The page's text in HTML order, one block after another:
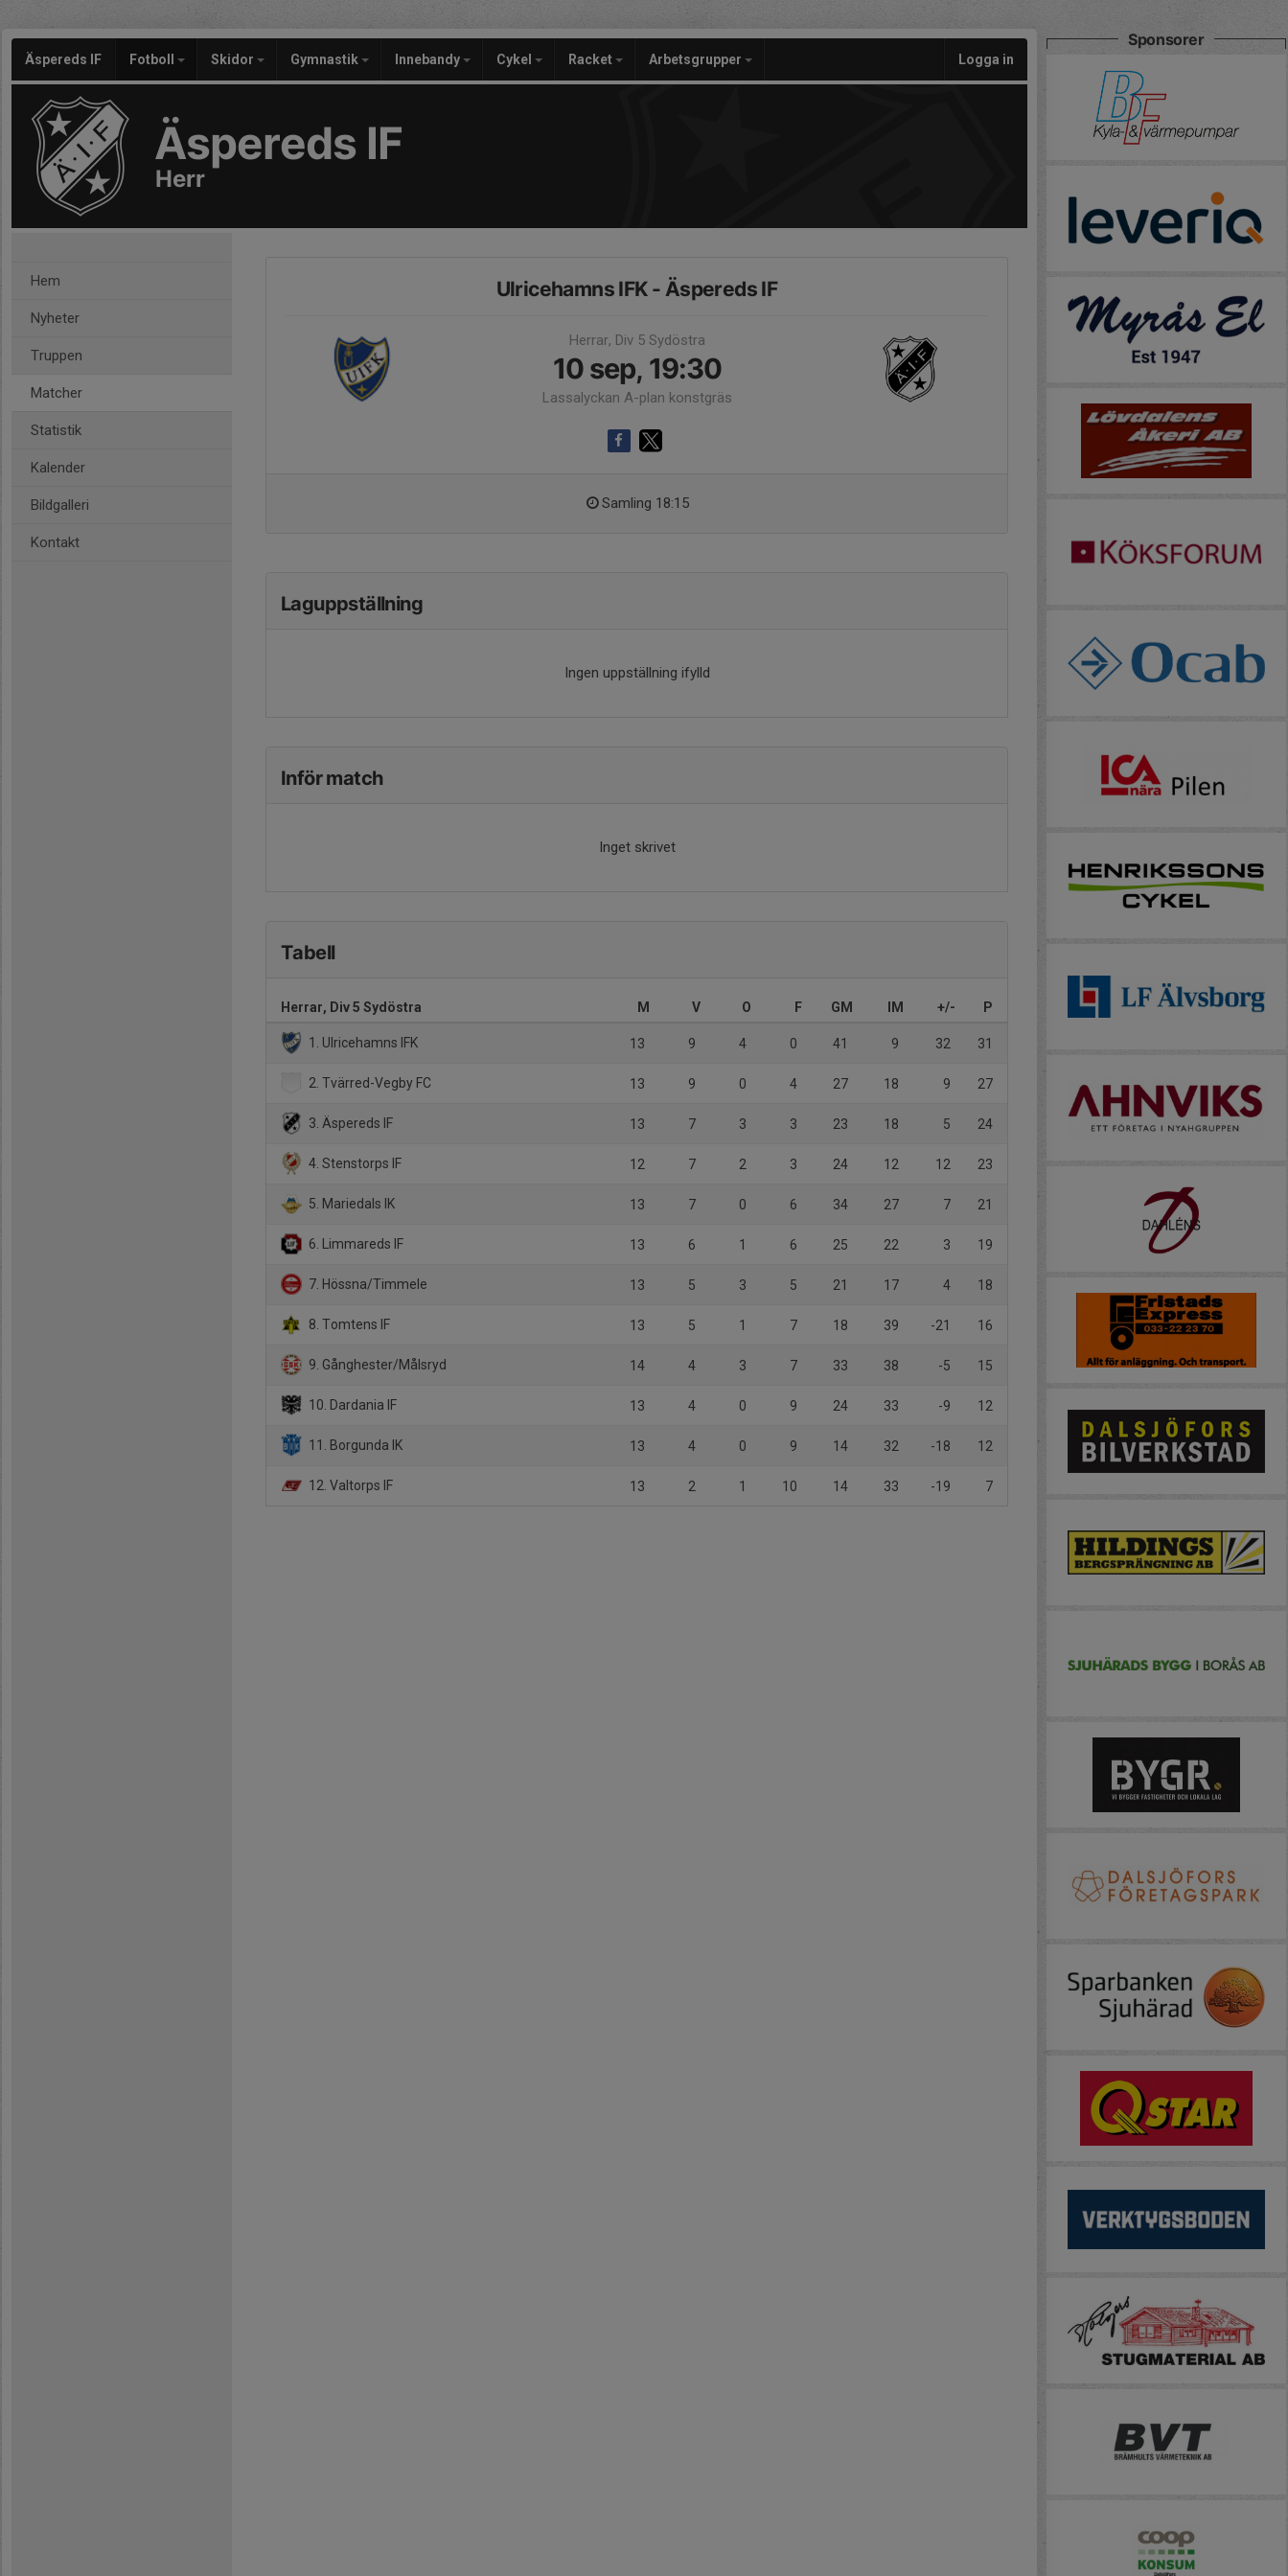
Äspereds IF Fotboll Skidor Gymnastik Innebandy Cykel Racket Arbetsgrupper Logga in
Äspereds IF
Herr
Hem
Nyheter
Truppen
Matcher
Statistik
Kalender
Bildgalleri
Kontakt
Ulricehamns IFK - Äspereds IF
Herrar, Div 5 Sydöstra
10 sep, 19:30
Lassalyckan A-plan konstgräs
Samling 18:15
Laguppställning
Ingen uppställning ifylld
Inför match
Inget skrivet
Tabell
Herrar, Div 5 Sydöstra M V O F GM IM +/- P
1. Ulricehamns IFK 13 9 4 0 41 9 32 31
2. Tvärred-Vegby FC 13 9 0 4 27 18 9 27
3. Äspereds IF 13 7 3 3 23 18 5 24
4. Stenstorps IF 12 7 2 3 24 12 12 23
5. Mariedals IK 13 7 0 6 34 27 7 21
6. Limmareds IF 13 6 1 6 25 22 3 19
7. Hössna/Timmele 13 5 3 5 21 17 4 18
8. Tomtens IF 13 5 1 7 18 39 -21 16
9. Gånghester/Målsryd 14 4 3 7 33 38 -5 15
10. Dardania IF 13 4 0 9 24 33 -9 12
11. Borgunda IK 13 4 0 9 14 32 -18 12
12. Valtorps IF 13 2 1 10 14 33 -19 7
Sponsorer